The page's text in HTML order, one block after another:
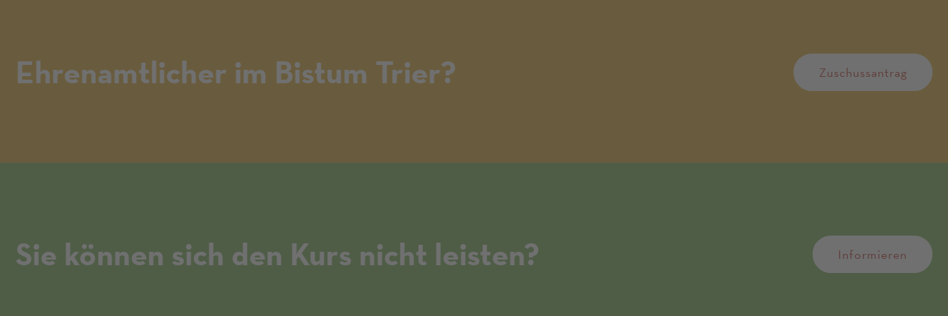
Ehrenamtlicher im Bistum Trier? Zuschussantrag
Sie können sich den Kurs nicht leisten? Informieren